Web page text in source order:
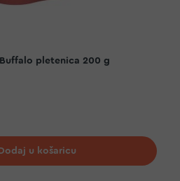
pletenica 200 g
želja
Dodaj u košaricu